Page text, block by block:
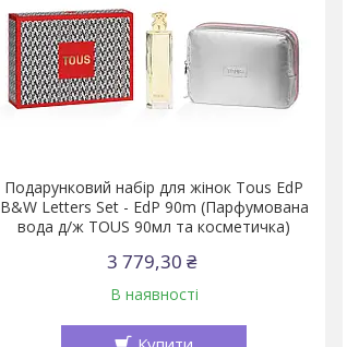
Подарунковий набір для жінок Tous EdP
B&W Letters Set - EdP 90m (Парфумована
вода д/ж TOUS 90мл та косметичка)
3 779,30 ₴
В наявності